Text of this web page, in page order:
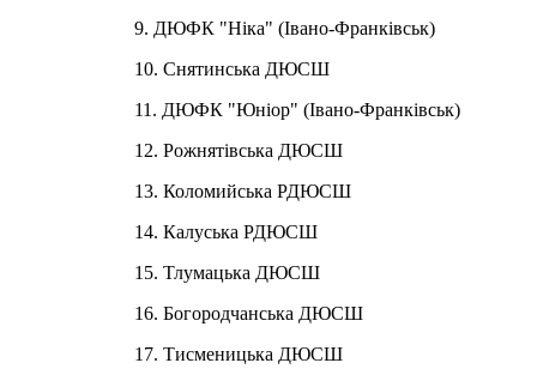
9. ДЮФК "Ніка" (Івано-Франківськ)
10. Снятинська ДЮСШ
11. ДЮФК "Юніор" (Івано-Франківськ)
12. Рожнятівська ДЮСШ
13. Коломийська РДЮСШ
14. Калуська РДЮСШ
15. Тлумацька ДЮСШ
16. Богородчанська ДЮСШ
17. Тисменицька ДЮСШ